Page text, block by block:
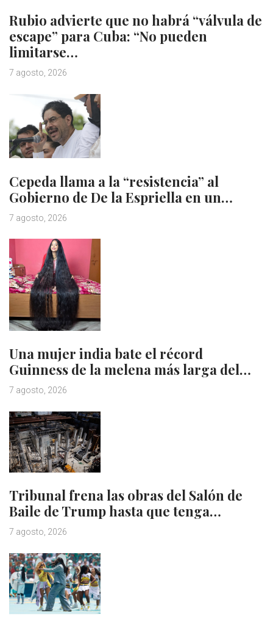
Rubio advierte que no habrá “válvula de
escape” para Cuba: “No pueden
limitarse…
7 agosto, 2026
Cepeda llama a la “resistencia” al
Gobierno de De la Espriella en un…
7 agosto, 2026
Una mujer india bate el récord
Guinness de la melena más larga del…
7 agosto, 2026
Tribunal frena las obras del Salón de
Baile de Trump hasta que tenga…
7 agosto, 2026